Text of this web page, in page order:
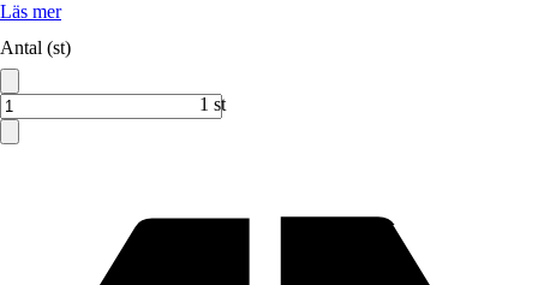
Läs mer
Antal (st)
1 st